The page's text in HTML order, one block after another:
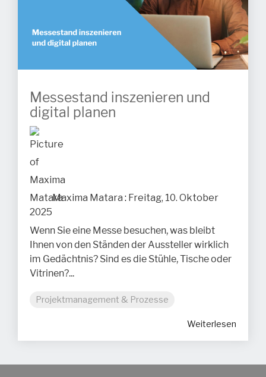
Messestand inszenieren und
digital planen
Maxima Matara : Freitag, 10. Oktober
2025
Wenn Sie eine Messe besuchen, was bleibt
Ihnen von den Ständen der Aussteller wirklich
im Gedächtnis? Sind es die Stühle, Tische oder
Vitrinen?...
Projektmanagement & Prozesse
Weiterlesen